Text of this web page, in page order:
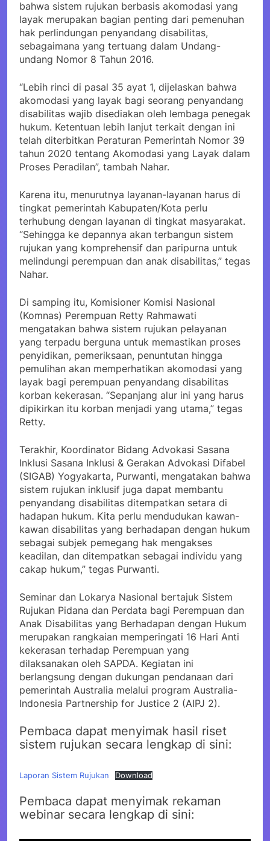
bahwa sistem rujukan berbasis akomodasi yang
layak merupakan bagian penting dari pemenuhan
hak perlindungan penyandang disabilitas,
sebagaimana yang tertuang dalam Undang-
undang Nomor 8 Tahun 2016.
“Lebih rinci di pasal 35 ayat 1, dijelaskan bahwa
akomodasi yang layak bagi seorang penyandang
disabilitas wajib disediakan oleh lembaga penegak
hukum. Ketentuan lebih lanjut terkait dengan ini
telah diterbitkan Peraturan Pemerintah Nomor 39
tahun 2020 tentang Akomodasi yang Layak dalam
Proses Peradilan”, tambah Nahar.
Karena itu, menurutnya layanan-layanan harus di
tingkat pemerintah Kabupaten/Kota perlu
terhubung dengan layanan di tingkat masyarakat.
“Sehingga ke depannya akan terbangun sistem
rujukan yang komprehensif dan paripurna untuk
melindungi perempuan dan anak disabilitas,” tegas
Nahar.
Di samping itu, Komisioner Komisi Nasional
(Komnas) Perempuan Retty Rahmawati
mengatakan bahwa sistem rujukan pelayanan
yang terpadu berguna untuk memastikan proses
penyidikan, pemeriksaan, penuntutan hingga
pemulihan akan memperhatikan akomodasi yang
layak bagi perempuan penyandang disabilitas
korban kekerasan. “Sepanjang alur ini yang harus
dipikirkan itu korban menjadi yang utama,” tegas
Retty.
Terakhir, Koordinator Bidang Advokasi Sasana
Inklusi Sasana Inklusi & Gerakan Advokasi Difabel
(SIGAB) Yogyakarta, Purwanti, mengatakan bahwa
sistem rujukan inklusif juga dapat membantu
penyandang disabilitas ditempatkan setara di
hadapan hukum. Kita perlu mendudukan kawan-
kawan disabilitas yang berhadapan dengan hukum
sebagai subjek pemegang hak mengakses
keadilan, dan ditempatkan sebagai individu yang
cakap hukum,” tegas Purwanti.
Seminar dan Lokarya Nasional bertajuk Sistem
Rujukan Pidana dan Perdata bagi Perempuan dan
Anak Disabilitas yang Berhadapan dengan Hukum
merupakan rangkaian memperingati 16 Hari Anti
kekerasan terhadap Perempuan yang
dilaksanakan oleh SAPDA. Kegiatan ini
berlangsung dengan dukungan pendanaan dari
pemerintah Australia melalui program Australia-
Indonesia Partnership for Justice 2 (AIPJ 2).
Pembaca dapat menyimak hasil riset
sistem rujukan secara lengkap di sini:
Laporan Sistem Rujukan Download
Pembaca dapat menyimak rekaman
webinar secara lengkap di sini: